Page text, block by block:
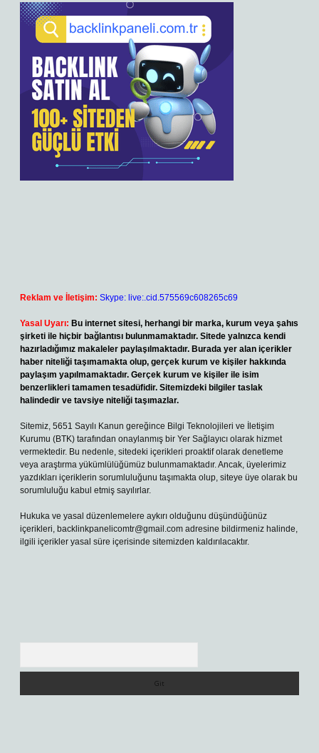
Reklam ve İletişim: Skype: live:.cid.575569c608265c69
Yasal Uyarı: Bu internet sitesi, herhangi bir marka, kurum veya şahıs
şirketi ile hiçbir bağlantısı bulunmamaktadır. Sitede yalnızca kendi
hazırladığımız makaleler paylaşılmaktadır. Burada yer alan içerikler
haber niteliği taşımamakta olup, gerçek kurum ve kişiler hakkında
paylaşım yapılmamaktadır. Gerçek kurum ve kişiler ile isim
benzerlikleri tamamen tesadüfidir. Sitemizdeki bilgiler taslak
halindedir ve tavsiye niteliği taşımazlar.
Sitemiz, 5651 Sayılı Kanun gereğince Bilgi Teknolojileri ve İletişim
Kurumu (BTK) tarafından onaylanmış bir Yer Sağlayıcı olarak hizmet
vermektedir. Bu nedenle, sitedeki içerikleri proaktif olarak denetleme
veya araştırma yükümlülüğümüz bulunmamaktadır. Ancak, üyelerimiz
yazdıkları içeriklerin sorumluluğunu taşımakta olup, siteye üye olarak bu
sorumluluğu kabul etmiş sayılırlar.
Hukuka ve yasal düzenlemelere aykırı olduğunu düşündüğünüz
içerikleri, backlinkpanelicomtr@gmail.com adresine bildirmeniz halinde,
ilgili içerikler yasal süre içerisinde sitemizden kaldırılacaktır.